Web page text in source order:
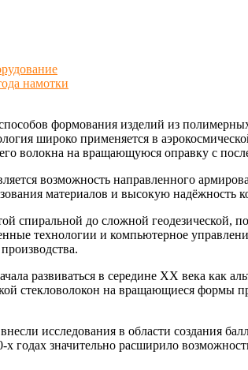
намотки
формования изделий из
широко применяется в
волокна на вращающуюся оправку с
возможность направленного
материалов и высокую надёжность
спиральной до сложной
технологии и компьютерное
развиваться в середине XX века
стекловолокон на вращающиеся формы
исследования в области создания
годах значительно расширило